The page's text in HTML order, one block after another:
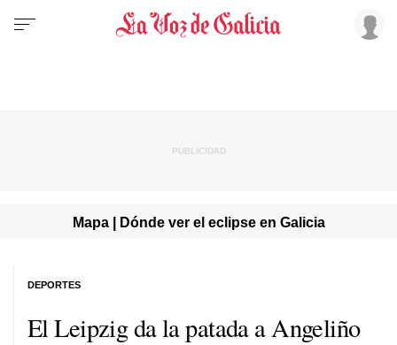
Mapa | Dónde ver el eclipse en Galicia
El Leipzig da la patada a Angeliño
DEPORTES